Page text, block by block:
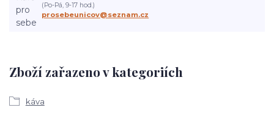
Zboží zařazeno v kategoriích
káva
(Po-Pá, 9-17 hod.)
prosebeunicov@seznam.cz